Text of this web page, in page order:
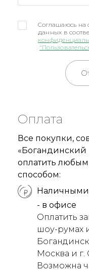
Соглашаюсь на
данных в
Оплата
Все покупки,
оплатить
способом:
Наличными
- в офисе
Оплатить
шоу-румах
Москва и г.
Возможна